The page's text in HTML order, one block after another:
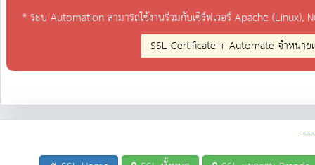
* ระบ Automation สามารถใช้งานร่วมกับเซิร์ฟเวอร์ Apache (Linux),
SSL Certificate + Automate จำหน่า